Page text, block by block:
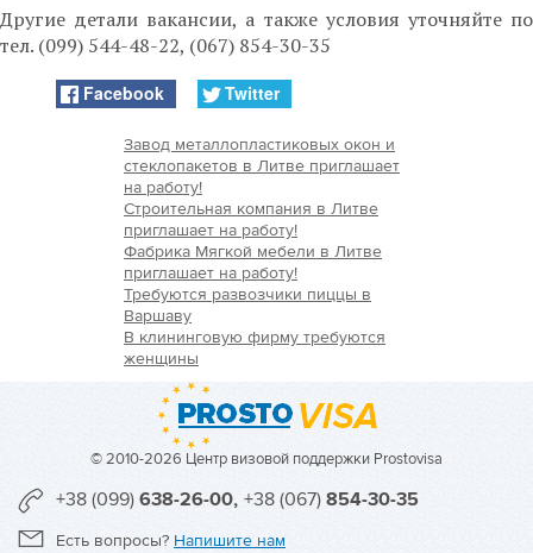
Другие детали вакансии, а также условия уточняйте по
тел. (099) 544-48-22, (067) 854-30-35
Facebook Twitter
Завод металлопластиковых окон и
стеклопакетов в Литве приглашает
на работу!
Строительная компания в Литве
приглашает на работу!
Фабрика Мягкой мебели в Литве
приглашает на работу!
Требуются развозчики пиццы в
Варшаву
В клининговую фирму требуются
женщины
© 2010-2026 Центр визовой поддержки Prostovisa
+38 (099) 638-26-00, +38 (067) 854-30-35
Есть вопросы? Напишите нам